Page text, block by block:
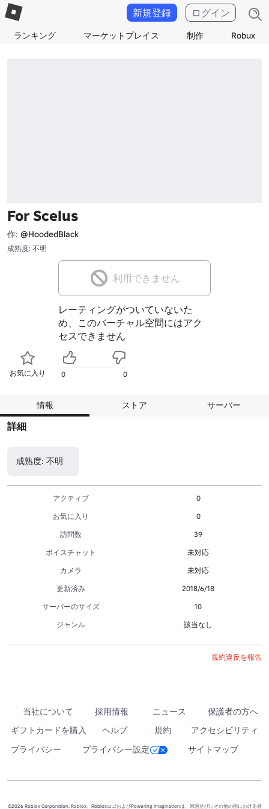
ランキング マーケットプレイス 制作 Robux
新規登録 ログイン
For Scelus
作: @HoodedBlack
成熟度: 不明
利用できません
レーティングがついていないた
め、このバーチャル空間にはアク
セスできません
お気に入り 0 0
情報 ストア サーバー
詳細
成熟度: 不明
アクティブ
0
お気に入り
0
訪問数
39
ボイスチャット
未対応
カメラ
未対応
更新済み
2018/6/18
サーバーのサイズ
10
ジャンル
該当なし
規約違反を報告
当社について 採用情報 ニュース
保護者の方へ
ギフトカードを購入
ヘルプ 規約
アクセシビリティ
プライバシー
プライバシー設定 サイトマップ
©2026 Roblox Corporation. Roblox、RobloxロゴおよびPowering Imaginationは、米国並びにその他の国における登